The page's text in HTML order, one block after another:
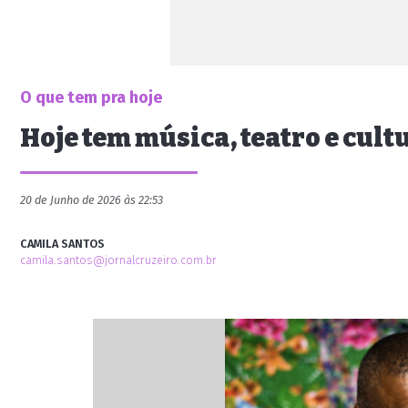
O que tem pra hoje
Hoje tem música, teatro e
20 de Junho de 2026 às 22:53
CAMILA SANTOS
camila.santos@jornalcruzeiro.com.br